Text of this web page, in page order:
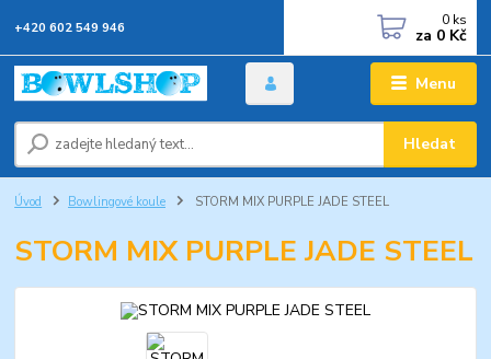
Menu
Hledat
+420 602 549 946 0 ks
za 0 Kč
Úvod Bowlingové koule STORM MIX PURPLE JADE STEEL
STORM MIX PURPLE JADE STEEL